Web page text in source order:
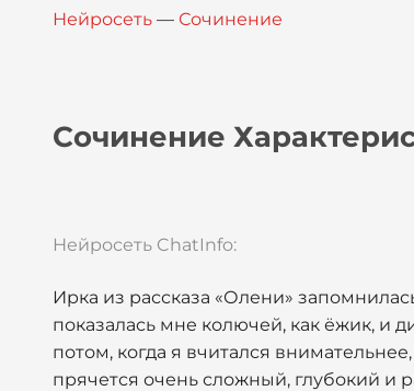
Нейросеть — Сочинение
Сочинение
Нейросеть ChatInfo:
Ирка из рассказа «Олени»
показалась мне колючей, как ёжик, и
потом, когда я вчитался
прячется очень сложный, глубокий и